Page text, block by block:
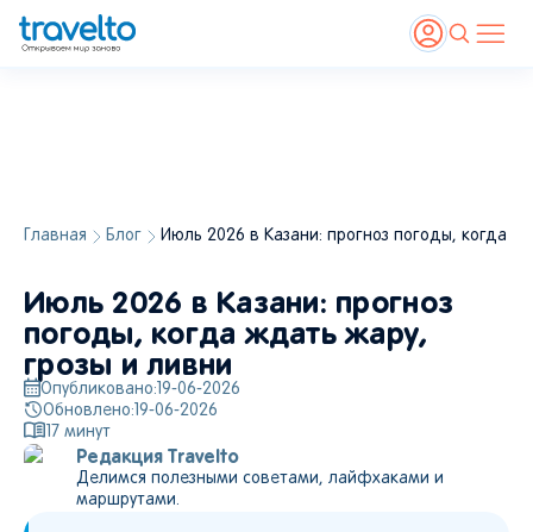
Главная Блог Июль 2026 в Казани: прогноз погоды, когда
Июль 2026 в Казани: прогноз
погоды, когда ждать жару,
грозы и ливни
Опубликовано: 19-06-2026
Обновлено: 19-06-2026
17 минут
Редакция Travelto
Делимся полезными советами, лайфхаками и
маршрутами.